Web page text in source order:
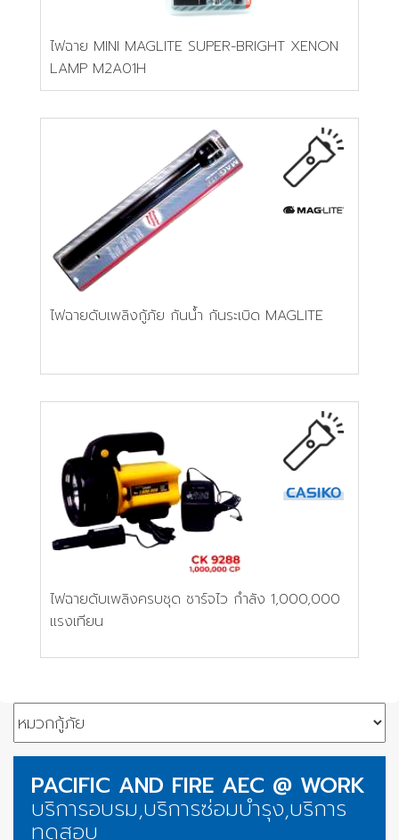
ไฟฉาย MINI MAGLITE SUPER-BRIGHT XENON
LAMP M2A01H
ไฟฉายดับเพลิงกู้ภัย กันน้ำ กันระเบิด MAGLITE
ไฟฉายดับเพลิงครบชุด ชาร์จไว กำลัง 1,000,000
แรงเทียน
PACIFIC AND FIRE AEC @ WORK
บริการอบรม,บริการซ่อมบำรุง,บริการ
ทดสอบ